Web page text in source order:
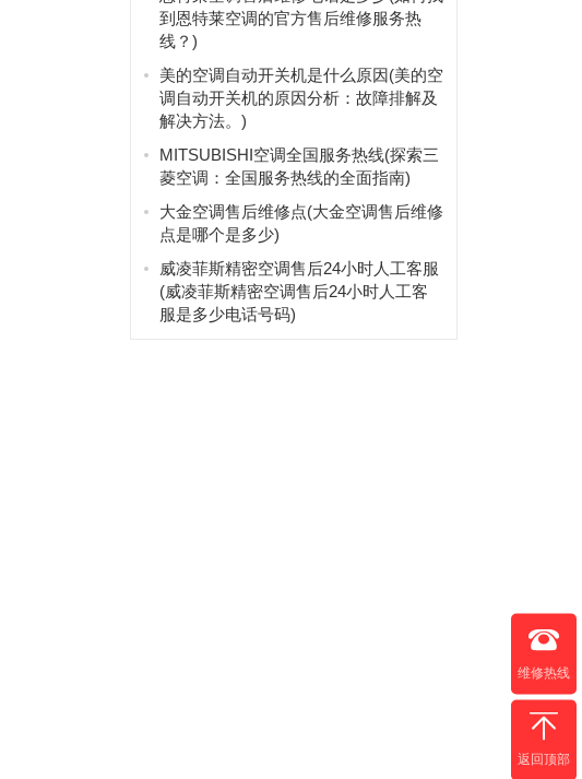
到恩特莱空调的官方售后维修服务热
线？)
美的空调自动开关机是什么原因(美的空
调自动开关机的原因分析：故障排解及
解决方法。)
MITSUBISHI空调全国服务热线(探索三
菱空调：全国服务热线的全面指南)
大金空调售后维修点(大金空调售后维修
点是哪个是多少)
威凌菲斯精密空调售后24小时人工客服
(威凌菲斯精密空调售后24小时人工客
服是多少电话号码)
维修热线
返回顶部